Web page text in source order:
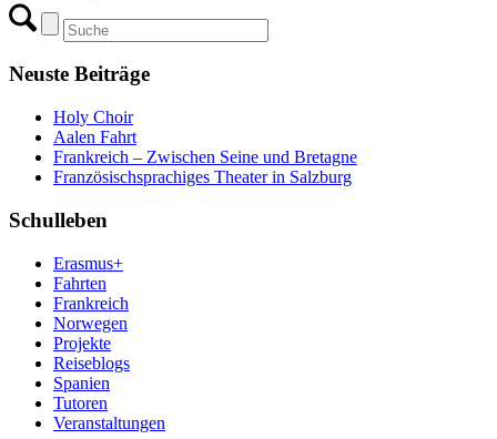
Neuste Beiträge
Holy Choir
Aalen Fahrt
Frankreich – Zwischen Seine und Bretagne
Französischsprachiges Theater in Salzburg
Schulleben
Erasmus+
Fahrten
Frankreich
Norwegen
Projekte
Reiseblogs
Spanien
Tutoren
Veranstaltungen